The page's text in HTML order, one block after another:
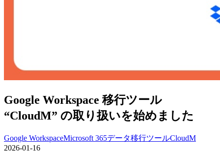
Google Workspace 移行ツール
“CloudM” の取り扱いを始めました
Google WorkspaceMicrosoft 365データ移行ツールCloudM
2026-01-16